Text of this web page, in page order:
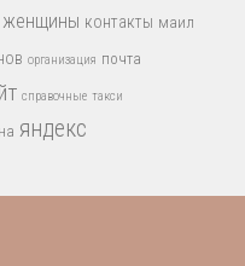
женщины контакты маил
организация почта
справочные такси
яндекс